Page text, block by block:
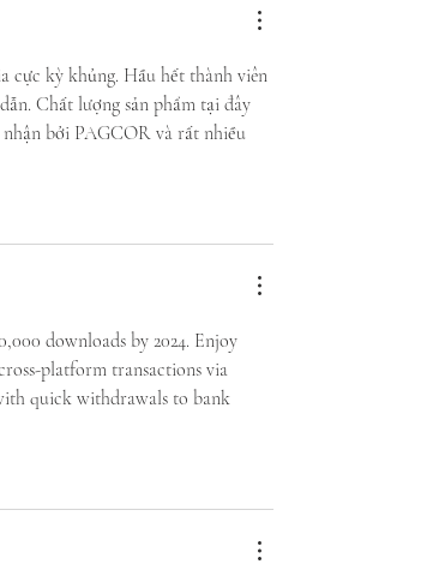
cực kỳ khủng. Hầu hết thành viên
Chất lượng sản phẩm tại đây
bởi PAGCOR và rất nhiều
downloads by 2024. Enjoy
platform transactions via
quick withdrawals to bank